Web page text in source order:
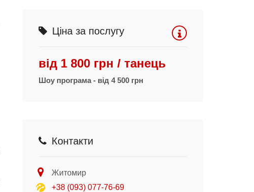
Ціна за послугу
від 1 800 грн / танець
Шоу програма - від 4 500 грн
Контакти
Житомир
+38 (093) 077-76-69